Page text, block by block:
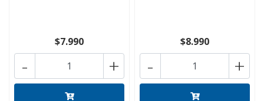
$7.990
+
-
$8.990
+
-